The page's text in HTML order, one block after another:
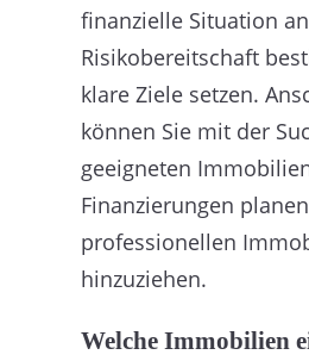
finanzielle Situation
Risikobereitschaft
klare Ziele setzen.
können Sie mit der
geeigneten
Finanzierungen
professionellen
hinzuziehen.
Welche Immobilien